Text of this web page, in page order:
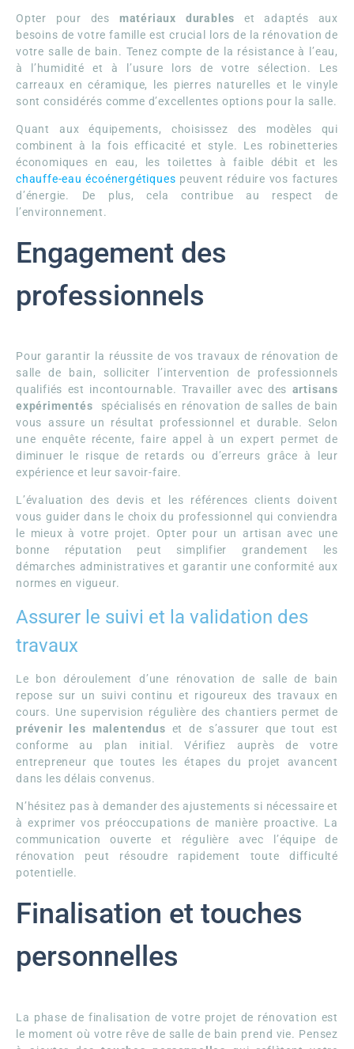
Opter pour des matériaux durables et adaptés aux
besoins de votre famille est crucial lors de la rénovation de
votre salle de bain. Tenez compte de la résistance à l’eau,
à l’humidité et à l’usure lors de votre sélection. Les
carreaux en céramique, les pierres naturelles et le vinyle
sont considérés comme d’excellentes options pour la salle.
Quant aux équipements, choisissez des modèles qui
combinent à la fois efficacité et style. Les robinetteries
économiques en eau, les toilettes à faible débit et les
chauffe-eau écoénergétiques peuvent réduire vos factures
d’énergie. De plus, cela contribue au respect de
l’environnement.
Engagement des
professionnels
Pour garantir la réussite de vos travaux de rénovation de
salle de bain, solliciter l’intervention de professionnels
qualifiés est incontournable. Travailler avec des artisans
expérimentés spécialisés en rénovation de salles de bain
vous assure un résultat professionnel et durable. Selon
une enquête récente, faire appel à un expert permet de
diminuer le risque de retards ou d’erreurs grâce à leur
expérience et leur savoir-faire.
L’évaluation des devis et les références clients doivent
vous guider dans le choix du professionnel qui conviendra
le mieux à votre projet. Opter pour un artisan avec une
bonne réputation peut simplifier grandement les
démarches administratives et garantir une conformité aux
normes en vigueur.
Assurer le suivi et la validation des
travaux
Le bon déroulement d’une rénovation de salle de bain
repose sur un suivi continu et rigoureux des travaux en
cours. Une supervision régulière des chantiers permet de
prévenir les malentendus et de s’assurer que tout est
conforme au plan initial. Vérifiez auprès de votre
entrepreneur que toutes les étapes du projet avancent
dans les délais convenus.
N’hésitez pas à demander des ajustements si nécessaire et
à exprimer vos préoccupations de manière proactive. La
communication ouverte et régulière avec l’équipe de
rénovation peut résoudre rapidement toute difficulté
potentielle.
Finalisation et touches
personnelles
La phase de finalisation de votre projet de rénovation est
le moment où votre rêve de salle de bain prend vie. Pensez